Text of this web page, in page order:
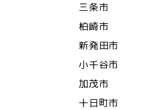
三条市
柏崎市
新発田市
小千谷市
加茂市
十日町市